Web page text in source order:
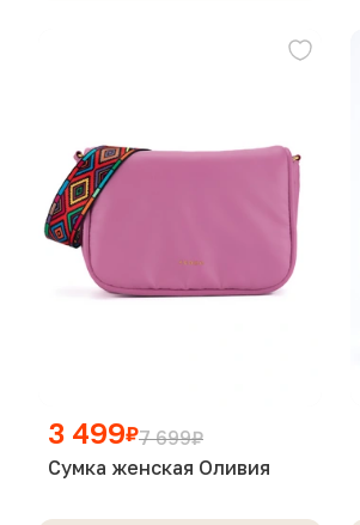
3 499₽7 699₽
Сумка женская Оливия